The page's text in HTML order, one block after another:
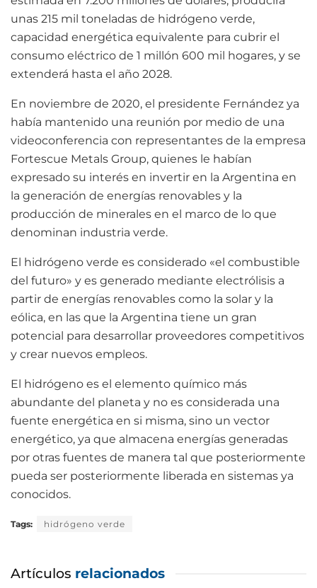
unas 215 mil toneladas de hidrógeno verde,
capacidad energética equivalente para cubrir el
consumo eléctrico de 1 millón 600 mil hogares, y se
extenderá hasta el año 2028.
En noviembre de 2020, el presidente Fernández ya
había mantenido una reunión por medio de una
videoconferencia con representantes de la empresa
Fortescue Metals Group, quienes le habían
expresado su interés en invertir en la Argentina en
la generación de energías renovables y la
producción de minerales en el marco de lo que
denominan industria verde.
El hidrógeno verde es considerado «el combustible
del futuro» y es generado mediante electrólisis a
partir de energías renovables como la solar y la
eólica, en las que la Argentina tiene un gran
potencial para desarrollar proveedores competitivos
y crear nuevos empleos.
El hidrógeno es el elemento químico más
abundante del planeta y no es considerada una
fuente energética en si misma, sino un vector
energético, ya que almacena energías generadas
por otras fuentes de manera tal que posteriormente
pueda ser posteriormente liberada en sistemas ya
conocidos.
Tags: hidrógeno verde
Artículos relacionados